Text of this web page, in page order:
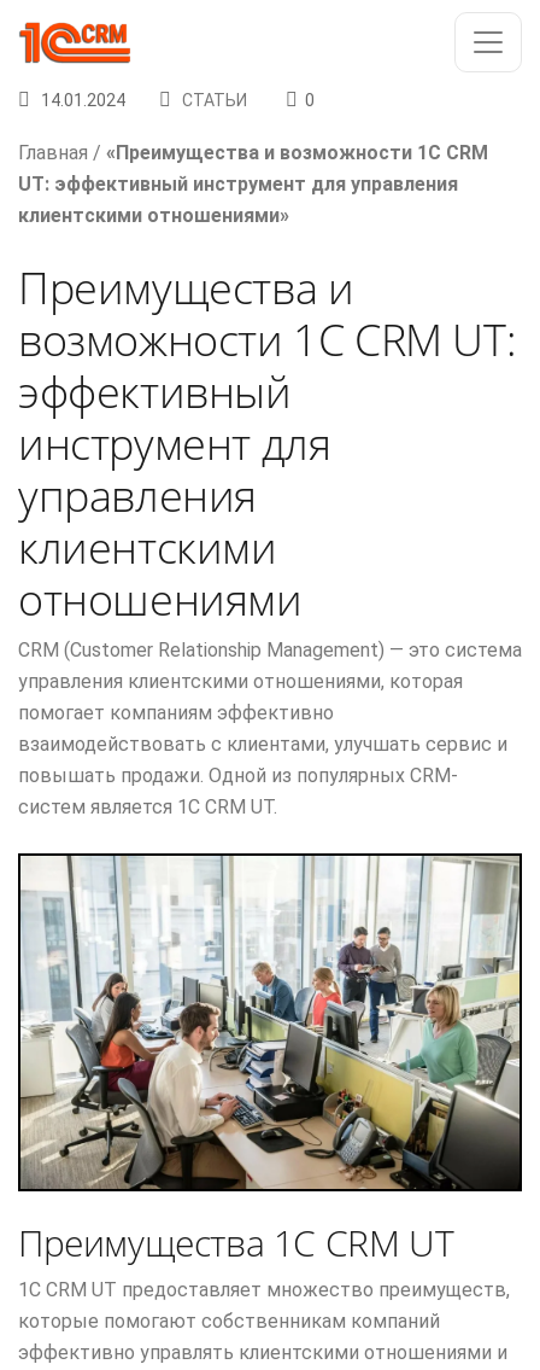
14.01.2024 СТАТЬИ 0
Главная / «Преимущества и возможности 1С CRM
UT: эффективный инструмент для управления
клиентскими отношениями»
Преимущества и
возможности 1С CRM UT:
эффективный
инструмент для
управления
клиентскими
отношениями
CRM (Customer Relationship Management) — это система
управления клиентскими отношениями, которая
помогает компаниям эффективно
взаимодействовать с клиентами, улучшать сервис и
повышать продажи. Одной из популярных CRM-
систем является 1С CRM UT.
Преимущества 1С CRM UT
1С CRM UT предоставляет множество преимуществ,
которые помогают собственникам компаний
эффективно управлять клиентскими отношениями и